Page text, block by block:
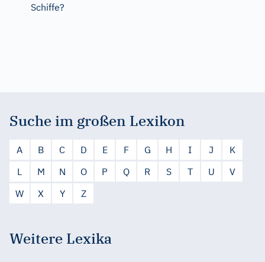
Schiffe?
Suche im großen Lexikon
A B C D E F G H I J
K
L
M N O P Q R S T U
V
W
X Y Z
Weitere Lexika